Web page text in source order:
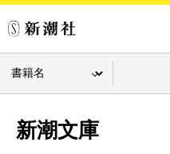
新潮文庫